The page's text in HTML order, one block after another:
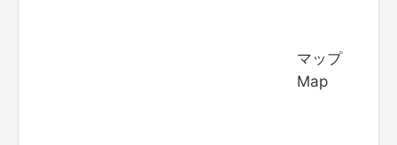
マップ
Map